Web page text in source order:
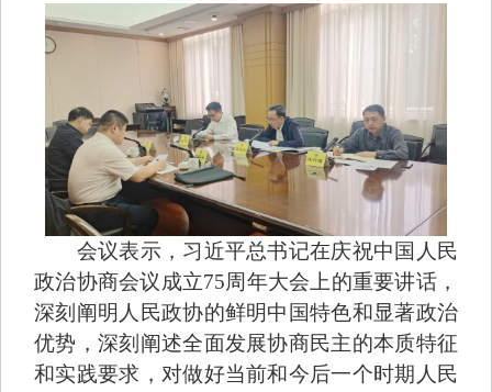
会议表示，习近平总书记在庆祝中国人民
政治协商会议成立75周年大会上的重要讲话，
深刻阐明人民政协的鲜明中国特色和显著政治
优势，深刻阐述全面发展协商民主的本质特征
和实践要求，对做好当前和今后一个时期人民